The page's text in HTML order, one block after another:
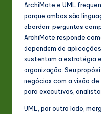
ArchiMate e UML
porque ambos são
abordam perguntas
ArchiMate responde
dependem de
sustentam a estratégia
organização. Seu
negócios com a visão
para executivos,
UML, por outro lado,